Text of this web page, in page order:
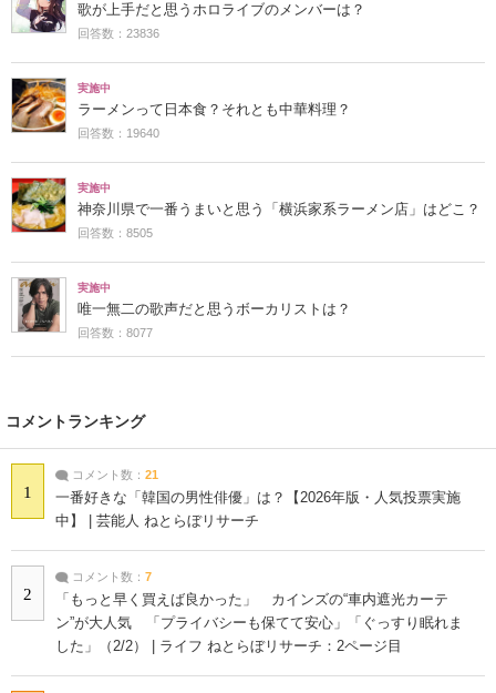
歌が上手だと思うホロライブのメンバーは？
回答数：23836
実施中
ラーメンって日本食？それとも中華料理？
回答数：19640
実施中
神奈川県で一番うまいと思う「横浜家系ラーメン店」はどこ？
回答数：8505
実施中
唯一無二の歌声だと思うボーカリストは？
回答数：8077
コメントランキング
1
コメント数： 21
一番好きな「韓国の男性俳優」は？【2026年版・人気投票実施
中】 | 芸能人 ねとらぼリサーチ
2
コメント数： 7
「もっと早く買えば良かった」 カインズの“車内遮光カーテ
ン”が大人気 「プライバシーも保てて安心」「ぐっすり眠れま
した」（2/2） | ライフ ねとらぼリサーチ：2ページ目